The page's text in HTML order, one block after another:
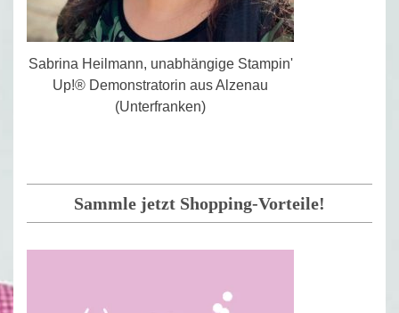
Sabrina Heilmann, unabhängige Stampin'
Up!® Demonstratorin aus Alzenau
(Unterfranken)
Sammle jetzt Shopping-Vorteile!